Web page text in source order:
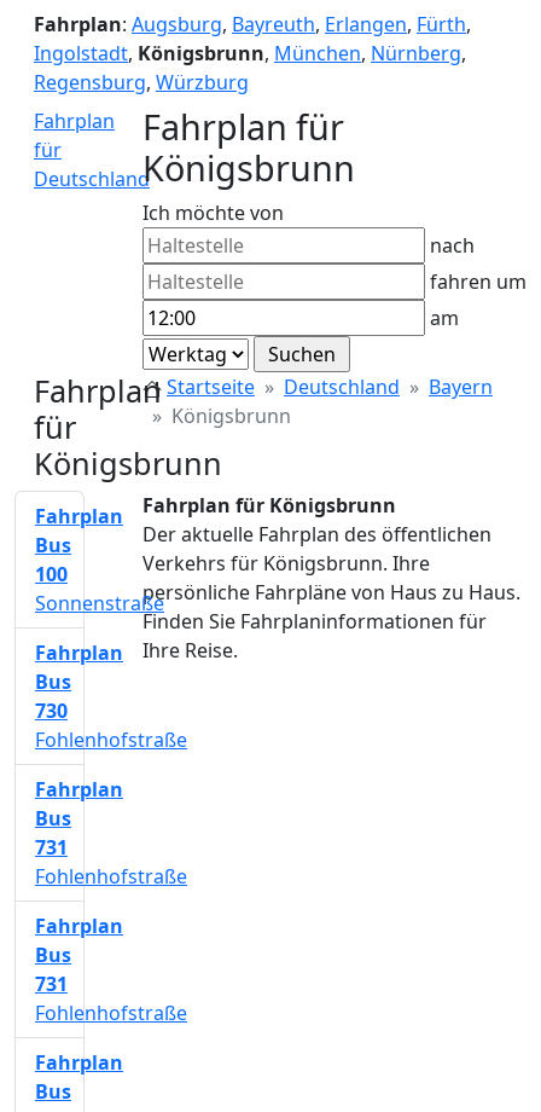
Fahrplan: Augsburg, Bayreuth, Erlangen, Fürth,
Ingolstadt, Königsbrunn, München, Nürnberg,
Regensburg, Würzburg
Fahrplan
für
Deutschland
Fahrplan für
Königsbrunn
Ich möchte von
nach
fahren um
am
Fahrplan
für
Königsbrunn
Startseite Deutschland
Bayern
Königsbrunn
Fahrplan für Königsbrunn
Der aktuelle Fahrplan des öffentlichen
Verkehrs für Königsbrunn. Ihre
persönliche Fahrpläne von Haus zu Haus.
Finden Sie Fahrplaninformationen für
Ihre Reise.
Fahrplan
Bus
100
Sonnenstraße
Fahrplan
Bus
730
Fohlenhofstraße
Fahrplan
Bus
731
Fohlenhofstraße
Fahrplan
Bus
731
Fohlenhofstraße
Fahrplan
Bus